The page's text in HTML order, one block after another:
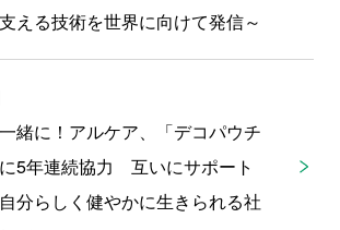
える技術を世界に向けて発信～
緒に！アルケア、「デコパウチ
5年連続協力 互いにサポート
分らしく健やかに生きられる社